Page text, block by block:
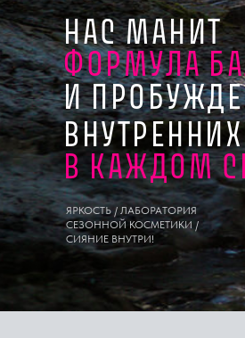
ЯРКОСТЬ / ЛАБОРАТОРИЯ
СЕЗОННОЙ КОСМЕТИКИ /
СИЯНИЕ ВНУТРИ!
НАС МАНИТ
ФОРМУЛА
И
В КАЖДОМ